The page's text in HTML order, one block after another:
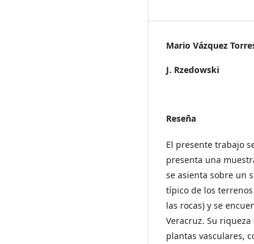
Mario Vázquez
J. Rzedowski
Reseña
El presente trabajo
presenta una
se asienta sobre un
típico de los
las rocas) y se
Veracruz. Su
plantas vasculares,